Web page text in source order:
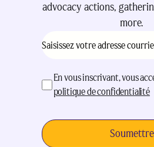
advocacy actions,
more.
acceptation(Nécessaire)
En vous inscrivant, vous
politique de confidentialité